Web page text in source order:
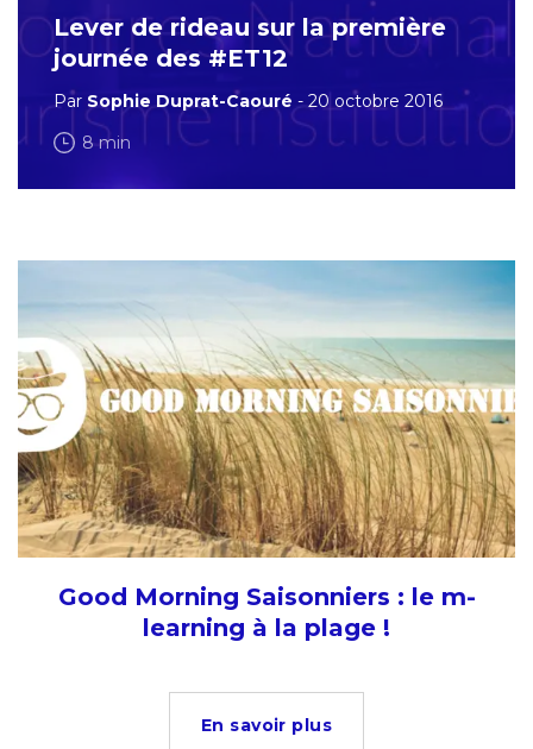
Lever de rideau sur la première
journée des #ET12
Par Sophie Duprat-Caouré - 20 octobre 2016
8 min
Good Morning Saisonniers : le m-
learning à la plage !
En savoir plus